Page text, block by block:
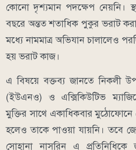
কোনো দৃশ্যমান পদক্ষেপ নেয়নি।
বছরে অন্তত শতাধিক পুকুর ভরাট
মধ্যে নামমাত্র অভিযান চালালেও
হয় ভরাট কাজ।
এ বিষয়ে বক্তব্য জানতে নিকলী
(ইউএনও) ও এক্সিকিউটিভ
মুক্তির সাথে একাধিকবার মুঠোফোনে
হলেও তাকে পাওয়া যায়নি। তবে
সোহানা নাসরিন এ প্রতিনিধিকে